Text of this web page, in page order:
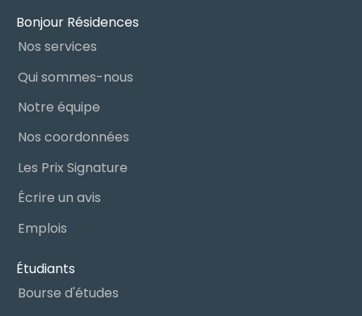
Bonjour Résidences
Nos services
Qui sommes-nous
Notre équipe
Nos coordonnées
Les Prix Signature
Écrire un avis
Emplois
Étudiants
Bourse d'études